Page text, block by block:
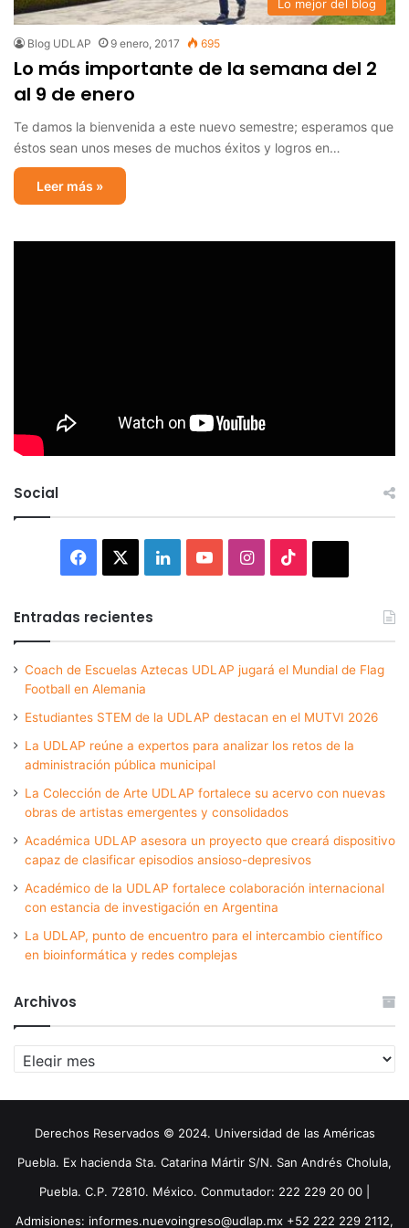
Lo mejor del blog
Blog UDLAP 9 enero, 2017 695
Lo más importante de la semana del 2
al 9 de enero
Te damos la bienvenida a este nuevo semestre; esperamos que
éstos sean unos meses de muchos éxitos y logros en…
Leer más »
Social
Facebook LinkedInYouTubeInstagram
Entradas recientes
Coach de Escuelas Aztecas UDLAP jugará el Mundial de Flag
Football en Alemania
Estudiantes STEM de la UDLAP destacan en el MUTVI 2026
La UDLAP reúne a expertos para analizar los retos de la
administración pública municipal
La Colección de Arte UDLAP fortalece su acervo con nuevas
obras de artistas emergentes y consolidados
Académica UDLAP asesora un proyecto que creará dispositivo
capaz de clasificar episodios ansioso-depresivos
Académico de la UDLAP fortalece colaboración internacional
con estancia de investigación en Argentina
La UDLAP, punto de encuentro para el intercambio científico
en bioinformática y redes complejas
Archivos
Archivos
Derechos Reservados © 2024. Universidad de las Américas
Puebla. Ex hacienda Sta. Catarina Mártir S/N. San Andrés Cholula,
Puebla. C.P. 72810. México. Conmutador: 222 229 20 00 |
Admisiones: informes.nuevoingreso@udlap.mx +52 222 229 2112,